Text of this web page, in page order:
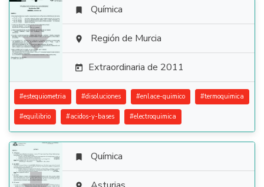

 Química
 Región de Murcia
 Extraordinaria de 2011
#estequiometria #disoluciones #enlace-quimico #termoquimica
#equilibrio #acidos-y-bases #electroquimica
 Química